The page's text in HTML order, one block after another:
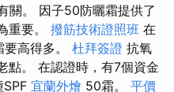
關。 因子50防曬霜提供了
重要。 撥筋技術證照班 在
高得多。 杜拜簽證 抗氧
點。 在認證時，有7個資金
宜蘭外燴 50霜。 平價